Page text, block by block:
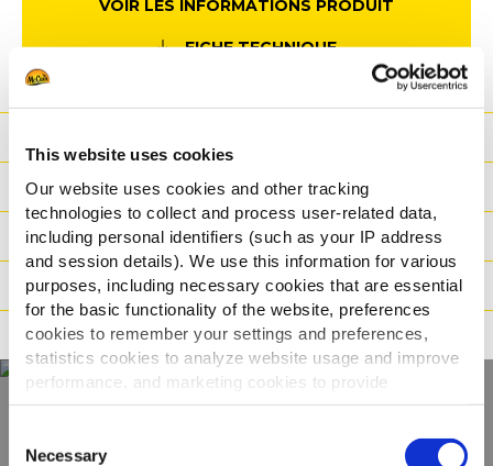
This website uses cookies
Our website uses cookies and other tracking
technologies to collect and process user-related data,
including personal identifiers (such as your IP address
and session details). We use this information for various
purposes, including necessary cookies that are essential
for the basic functionality of the website, preferences
cookies to remember your settings and preferences,
statistics cookies to analyze website usage and improve
performance, and marketing cookies to provide
personalized content and advertising.
By clicking 'Allow all cookies', you consent to the use of
Selection
Necessary
VOIR LES INFORMATIONS PRODUIT
FICHE TECHNIQUE
Ingrédients
Poids/Logistique
Modes de cuisson
Certifications
Découvrir la gamme